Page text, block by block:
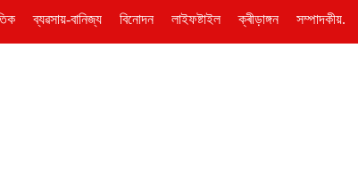
ব্যৱসায়-বানিজ্য বিনোদন লাইফষ্টাইল ক্ৰীড়াঙ্গন সম্পাদকীয়.